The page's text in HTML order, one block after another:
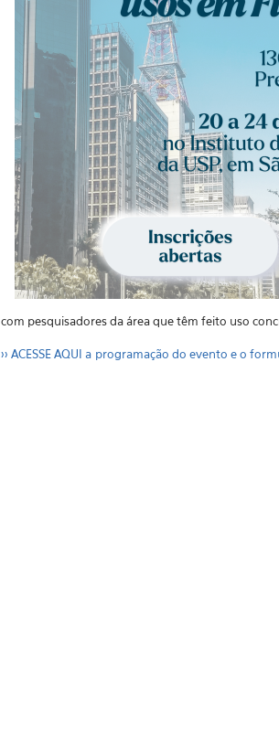
com pesquisadores da área que têm feito uso
>> ACESSE AQUI a programação do evento e o